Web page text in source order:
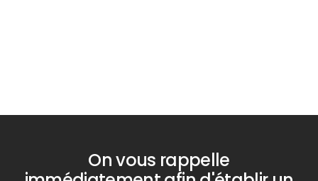
On vous rappelle